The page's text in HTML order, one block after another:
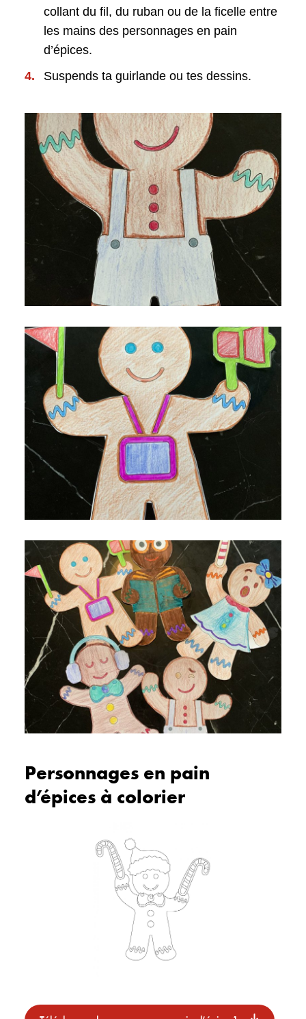
collant du fil, du ruban ou de la ficelle entre
les mains des personnages en pain
d’épices.
Suspends ta guirlande ou tes dessins.
Personnages en pain
d’épices à colorier